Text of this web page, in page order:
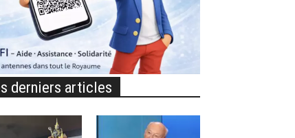
derniers articles